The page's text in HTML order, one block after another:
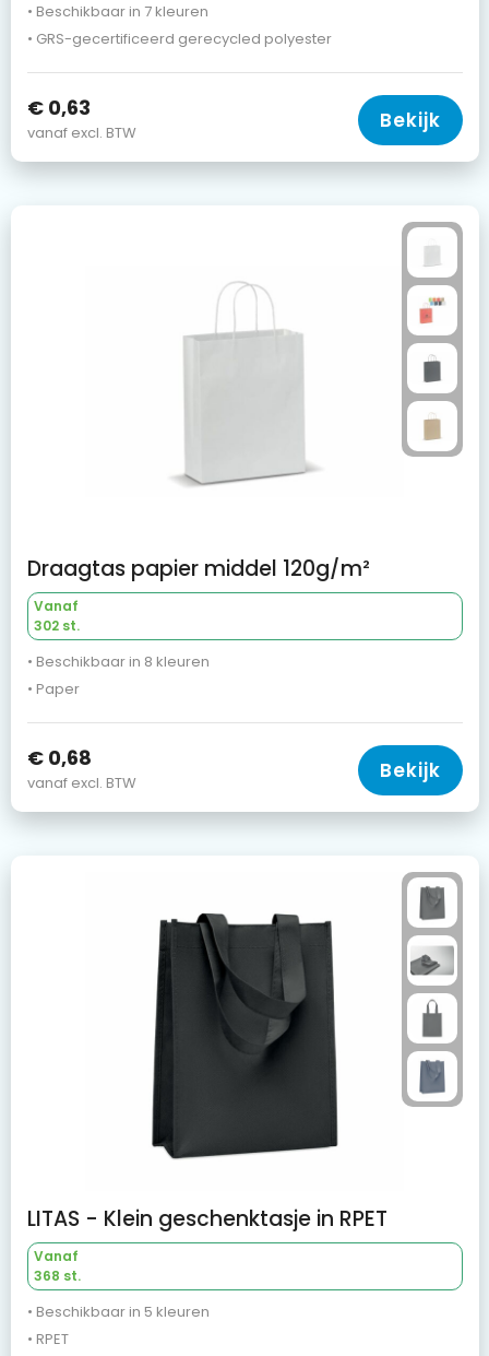
• Beschikbaar in 7 kleuren
• GRS-gecertificeerd gerecycled polyester
€ 0,63
vanaf excl. BTW Bekijk
Draagtas papier middel 120g/m²
Vanaf
302 st.
• Beschikbaar in 8 kleuren
• Paper
€ 0,68
vanaf excl. BTW Bekijk
LITAS - Klein geschenktasje in RPET
Vanaf
368 st.
• Beschikbaar in 5 kleuren
• RPET